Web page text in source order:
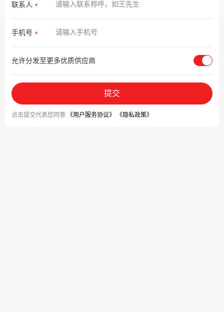
联系人
手机号
允许分发至更多优质供应商
提交
点击提交代表您同意 《用户服务协议》 《隐私政策》